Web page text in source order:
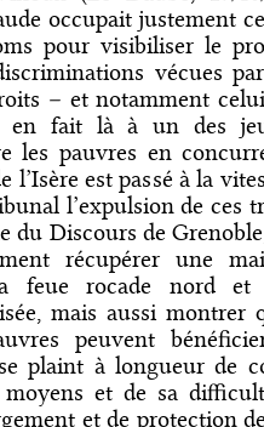
occupait justement
pour visibiliser le
vécues
– et notamment
en fait là à un des
les pauvres en
l’Isère est passé à la
l’expulsion de ces
du Discours de
récupérer une
feue rocade nord et
mais aussi montrer
peuvent
plaint à longueur de
moyens et de sa
et de protection